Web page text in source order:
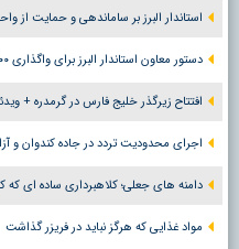
استاندار البرز بر ساماندهی و حمایت از
دستور معاون استاندار البرز برای واگذاری ۴۳۰۰ واحد مسکونی در اشتهارد
افتتاح زیرگذر خلیج فارس در گرمدره +
اجرای محدودیت تردد در جاده کندوان و آزادراه
دامنه های جعلی؛ کلاهبرداری ساده ای
مواد غذایی که هرگز نباید در فریزر گذاشت